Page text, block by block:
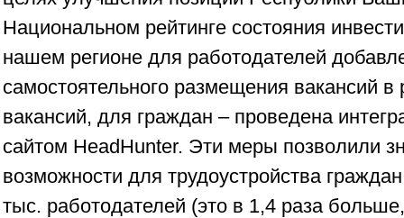
Национальном рейтинге состояния
нашем регионе для работодателей
самостоятельного размещения вакансий в
вакансий, для граждан – проведена
сайтом HeadHunter. Эти меры позволили
возможности для трудоустройства
тыс. работодателей (это в 1,4 раза